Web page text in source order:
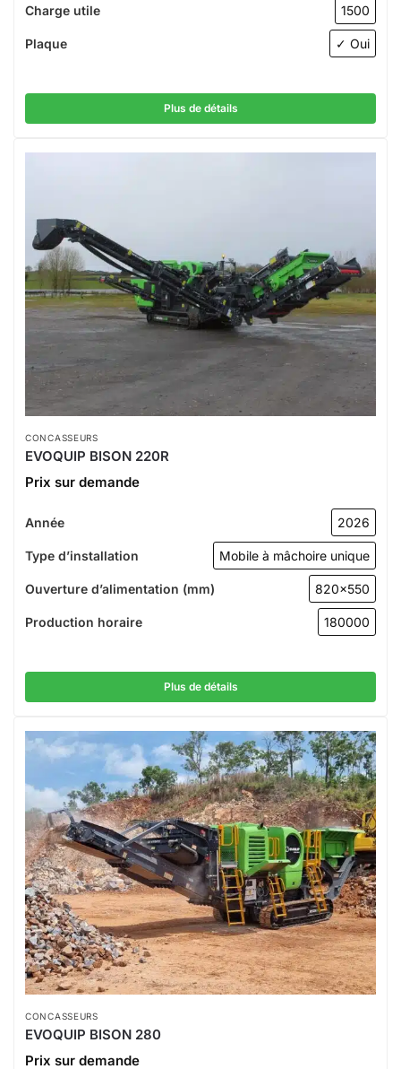
Charge utile 1500
Plaque ✓ Oui
Plus de détails
CONCASSEURS
EVOQUIP BISON 220R
Prix sur demande
Année 2026
Type d’installation Mobile à mâchoire unique
Ouverture d’alimentation (mm) 820x550
Production horaire 180000
Plus de détails
CONCASSEURS
EVOQUIP BISON 280
Prix sur demande